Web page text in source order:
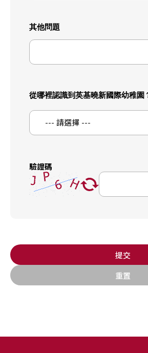
其他問題
從哪裡認識到英基曉新國際幼稚園
--- 請選擇 ---
驗證碼
提交
重置